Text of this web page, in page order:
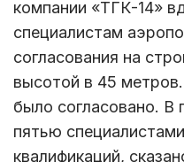
компании «ТГК-14»
специалистам
согласования на
высотой в 45
было согласовано. В
пятью
квалификаций,